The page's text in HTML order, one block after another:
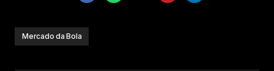
Mercado da Bola